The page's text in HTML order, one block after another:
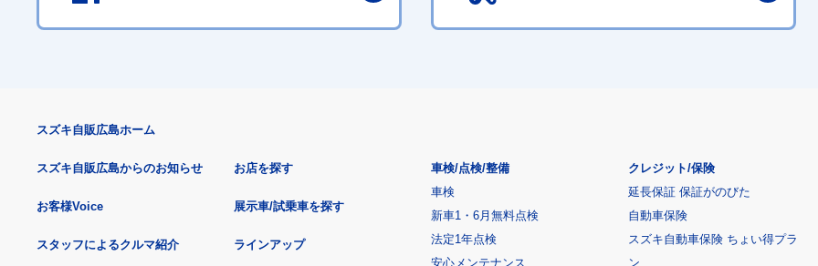
スズキ自販広島ホーム
スズキ自販広島からのお知らせ
お客様Voice
スタッフによるクルマ紹介
お店を探す
展示車/試乗車を探す
ラインアップ
車検/点検/整備
車検
新車1・6月無料点検
法定1年点検
安心メンテナンス
クレジット/保険
延長保証 保証がのびた
自動車保険
スズキ自動車保険 ちょい得プラ
ン